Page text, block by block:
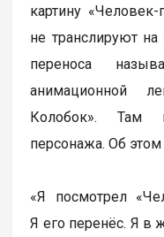
картину
не транслируют на
переноса
анимационной
Колобок». Там
персонажа. Об
«Я посмотрел
Я его перенёс. Я в